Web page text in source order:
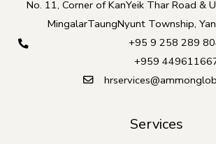
No. 11, Corner of KanYeik Thar Road &
MingalarTaungNyunt Township,
+95 9 258 289
+959
Services